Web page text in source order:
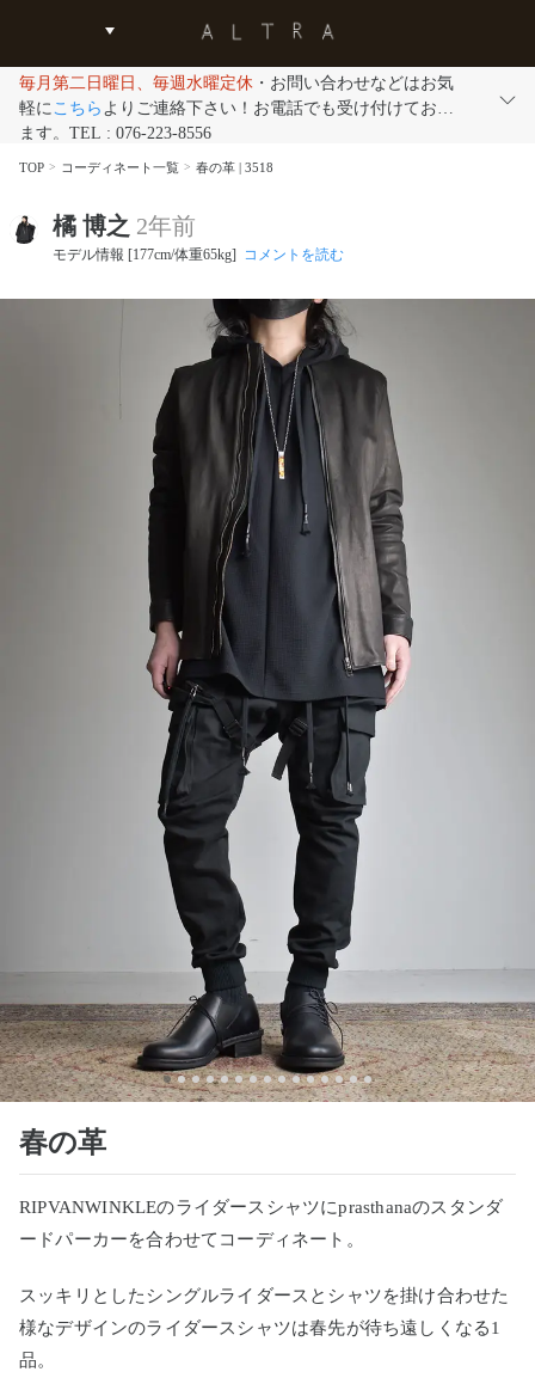
毎月第二日曜日、毎週水曜定休 ・お問い合わせなどはお気
軽にこちら よりご連絡下さい！お電話でも受け付けており
ます。TEL : 076-223-8556
TOP コーディネート一覧 春の革 | 3518
橘 博之 2年前
モデル情報 [177cm/体重65kg] コメントを読む
春の革
RIPVANWINKLEのライダースシャツにprasthanaのスタンダ
ードパーカーを合わせてコーディネート。
スッキリとしたシングルライダースとシャツを掛け合わせた
様なデザインのライダースシャツは春先が待ち遠しくなる1
品。